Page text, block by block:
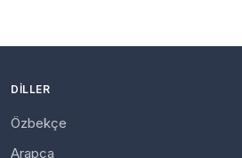
DILLER
Özbekçe
Arapça